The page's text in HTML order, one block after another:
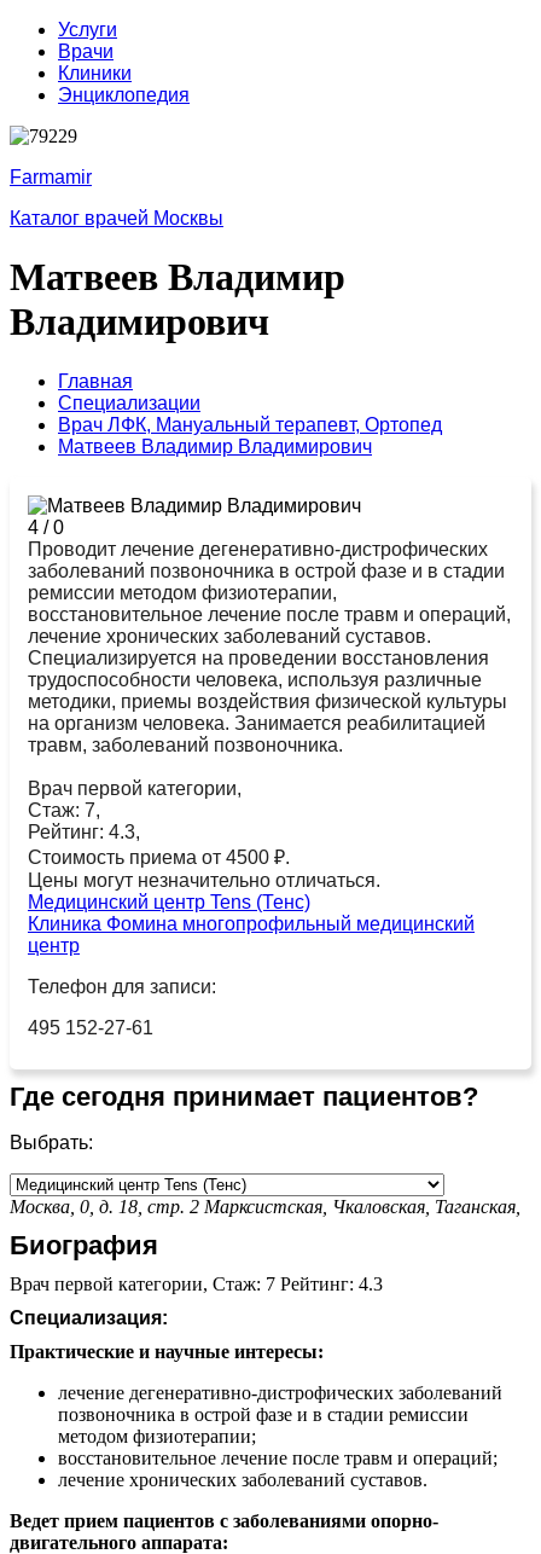
Услуги
Врачи
Клиники
Энциклопедия
Farmamir
Каталог врачей Москвы
Матвеев Владимир
Владимирович
Главная
Специализации
Врач ЛФК, Мануальный терапевт, Ортопед
Матвеев Владимир Владимирович
4 /0
Проводит лечение дегенеративно-дистрофических
заболеваний позвоночника в острой фазе и в стадии
ремиссии методом физиотерапии,
восстановительное лечение после травм и операций,
лечение хронических заболеваний суставов.
Специализируется на проведении восстановления
трудоспособности человека, используя различные
методики, приемы воздействия физической культуры
на организм человека. Занимается реабилитацией
травм, заболеваний позвоночника.
Врач первой категории,
Стаж: 7,
Рейтинг: 4.3,
Стоимость приема от 4500 ₽.
Цены могут незначительно отличаться.
Медицинский центр Tens (Тенс)
Клиника Фомина многопрофильный медицинский
центр
Телефон для записи:
495 152-27-61
Где сегодня принимает пациентов?
Выбрать:
Москва, 0, д. 18, стр. 2 Марксистская, Чкаловская, Таганская,
Биография
Врач первой категории, Стаж: 7 Рейтинг: 4.3
Специализация:
Практические и научные интересы:
лечение дегенеративно-дистрофических заболеваний
позвоночника в острой фазе и в стадии ремиссии
методом физиотерапии;
восстановительное лечение после травм и операций;
лечение хронических заболеваний суставов.
Ведет прием пациентов с заболеваниями опорно-
двигательного аппарата: